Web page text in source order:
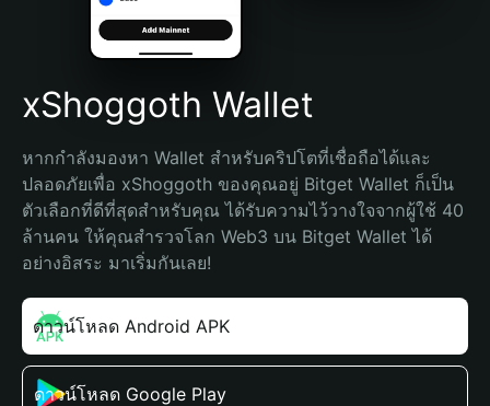
Português (Brasil)
Español (Argentina)
xShoggoth Wallet
หากกำลังมองหา Wallet สำหรับคริปโตที่เชื่อถือได้และ
ปลอดภัยเพื่อ xShoggoth ของคุณอยู่ Bitget Wallet ก็เป็น
ตัวเลือกที่ดีที่สุดสำหรับคุณ ได้รับความไว้วางใจจากผู้ใช้ 40
ล้านคน ให้คุณสำรวจโลก Web3 บน Bitget Wallet ได้
อย่างอิสระ มาเริ่มกันเลย!
ดาวน์โหลด Android APK
ดาวน์โหลด Google Play